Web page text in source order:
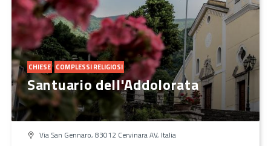
CHIESE COMPLESSI RELIGIOSI
Santuario dell'Addolorata
Via San Gennaro, 83012 Cervinara AV, Italia